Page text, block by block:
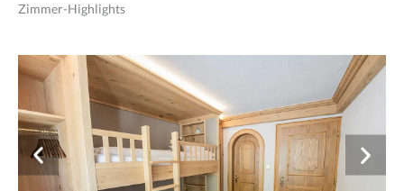
Zimmer-Highlights